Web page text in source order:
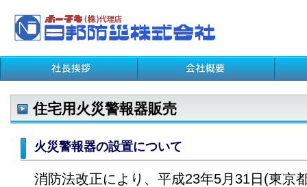
住宅用火災警報器販売
火災警報器の設置について
消防法改正により、平成23年5月31日(東京